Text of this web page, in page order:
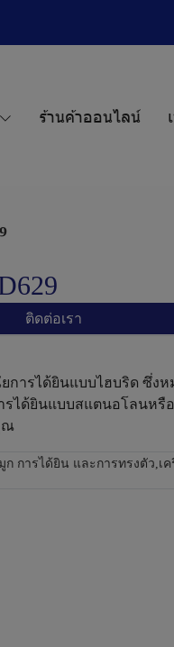
ร้านค้าออนไลน์
ติดต่อเรา
ยการได้ยินแบบไฮบริด ซึ่ง
รได้ยินแบบสแตนอโลนหรื
ณ
ก การได้ยิน และการทรงตัว,เ